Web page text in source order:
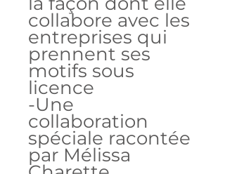
collabore avec les
entreprises qui
prennent ses
motifs sous
licence
-Une
collaboration
spéciale racontée
par Mélissa